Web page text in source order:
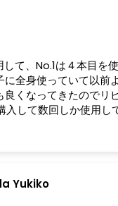
がありつつも乾燥を感
こそ是非体感してほし
る会社です。
て、No.1は４本目を
に全身使っていて以前
良くなってきたのでリ
入して数回しか使用し
る気がします。No.1
。
Yukiko